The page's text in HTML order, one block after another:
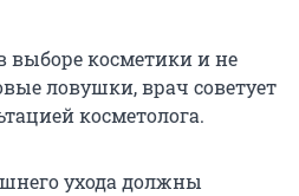
выборе косметики и не
ловушки, врач советует
косметолога.
ухода должны